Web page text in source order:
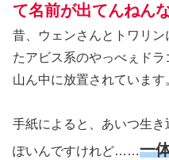
て名前が出てんねん
昔、ウェンさんとトワリ
たアビス系のやっべぇド
山ん中に放置されています
手紙によると、あいつ生
ぽいんですけれど……一